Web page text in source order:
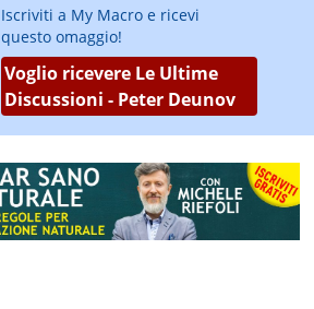
Iscriviti a My Macro e ricevi
questo omaggio!
Voglio ricevere Le Ultime
Discussioni - Peter Deunov